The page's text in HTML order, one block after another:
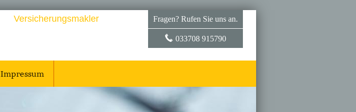
Impressum
Ver­sicherungs­makler Fragen? Rufen Sie uns an.
033708 915790